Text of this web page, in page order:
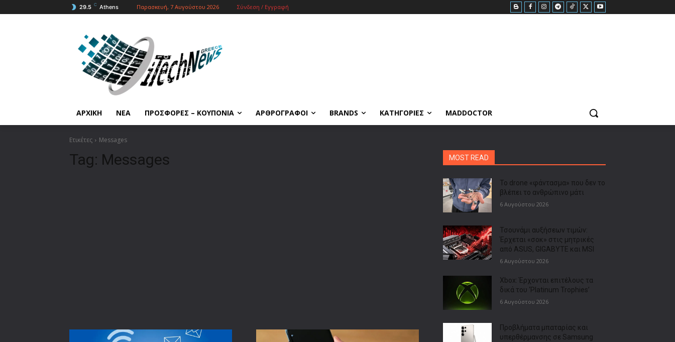
29.5 C Athens Παρασκευή, 7 Αυγούστου 2026 Σύνδεση / Εγγραφή
ΑΡΧΙΚΗ ΝΕΑ ΠΡΟΣΦΟΡΕΣ – ΚΟΥΠΟΝΙΑ ΑΡΘΡΟΓΡΑΦΟΙ BRANDS ΚΑΤΗΓΟΡΙΕΣ MADDOCTOR
Ετικέτες Messages
Tag: Messages MOST READ
Το drone «φάντασμα» που δεν το
βλέπει το ανθρώπινο μάτι
6 Αυγούστου 2026
Τσουνάμι αυξήσεων τιμών:
Έρχεται «σοκ» στις μητρικές
από ASUS, GIGABYTE και MSI
6 Αυγούστου 2026
Xbox: Έρχονται επιτέλους τα
δικά του ‘Platinum Trophies’
6 Αυγούστου 2026
Προβλήματα μπαταρίας και
υπερθέρμανσης σε Samsung